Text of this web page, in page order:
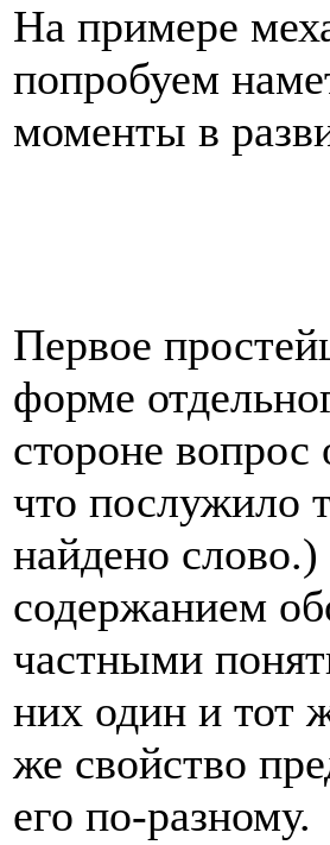
На примере
попробуем
моменты в
Первое
форме
стороне вопрос
что послужило
найдено
содержанием
частными
них один и тот
же свойство
его по-разному.